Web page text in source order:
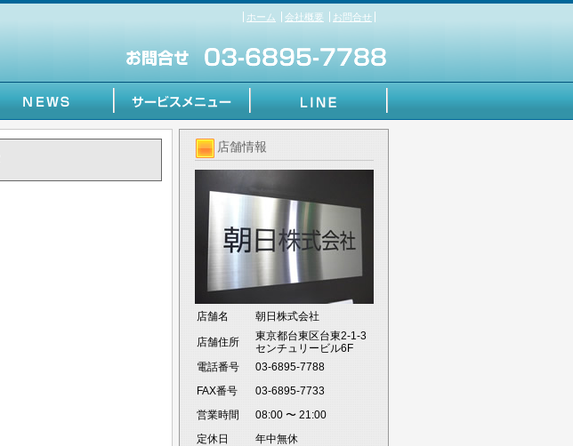
ホーム 会社概要 お問合せ
店舗情報
店舗名 朝日株式会社
店舗住所
東京都台東区台東2-1-3
センチュリービル6F
電話番号
03-6895-7788
FAX番号
03-6895-7733
営業時間
08:00 〜 21:00
定休日
年中無休